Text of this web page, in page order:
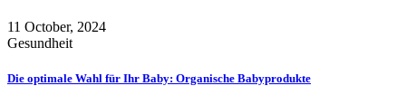
11 October, 2024
Gesundheit
Die optimale Wahl für Ihr Baby: Organische Babyprodukte